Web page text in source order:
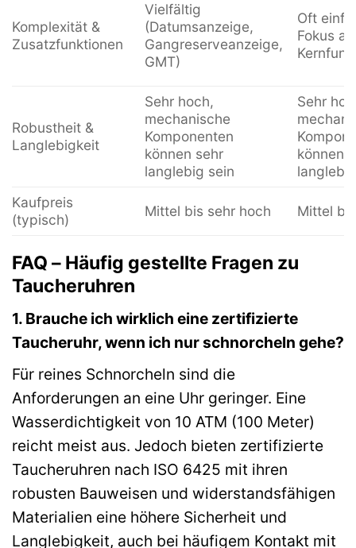
Komplexität &
Zusatzfunktionen
Vielfältig
(Datumsanzeige,
Gangreserveanzeige,
GMT)
Oft
Fokus
Robustheit &
Langlebigkeit
Sehr hoch,
mechanische
Komponenten
können sehr
langlebig sein
Sehr
können
Kaufpreis
(typisch)
Mittel bis sehr hoch Mittel
FAQ – Häufig gestellte Fragen zu
Taucheruhren
1. Brauche ich wirklich eine zertifizierte
Taucheruhr, wenn ich nur schnorcheln gehe?
Für reines Schnorcheln sind die
Anforderungen an eine Uhr geringer. Eine
Wasserdichtigkeit von 10 ATM (100 Meter)
reicht meist aus. Jedoch bieten zertifizierte
Taucheruhren nach ISO 6425 mit ihren
robusten Bauweisen und widerstandsfähigen
Materialien eine höhere Sicherheit und
Langlebigkeit, auch bei häufigem Kontakt mit